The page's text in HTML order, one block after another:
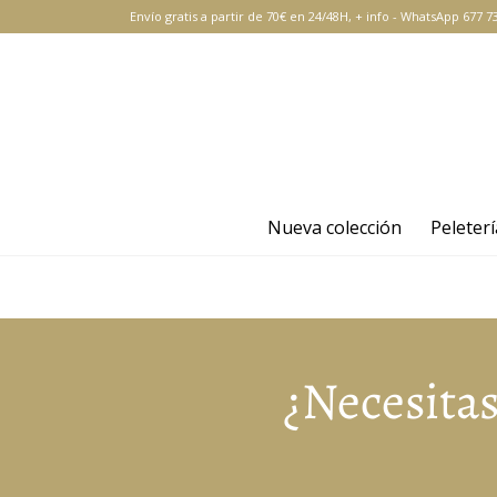
Envío gratis a partir de 70€ en 24/48H, + info -WhatsApp 677
Nueva colección